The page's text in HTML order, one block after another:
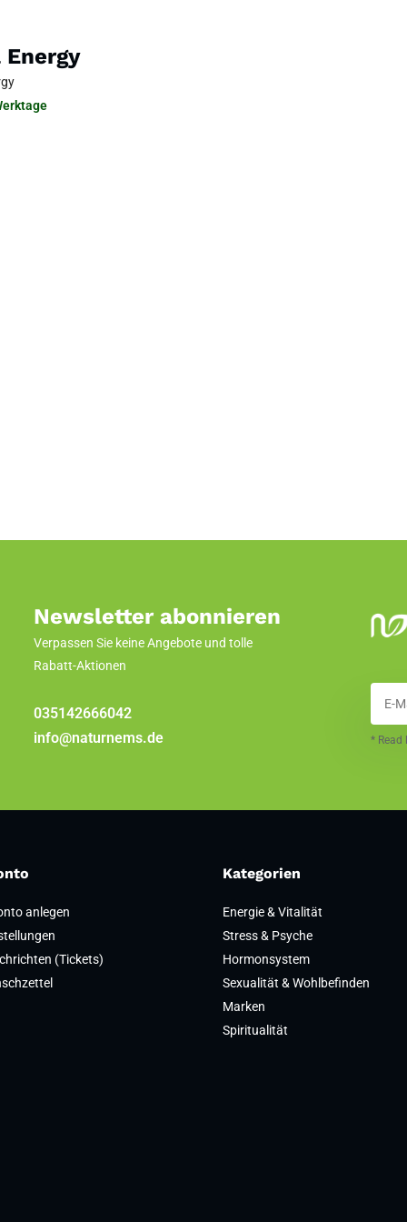
Burma-Spirulina-
Roter Ginseng-Extrakt,
Ursprungs.
häufig als Bestandteil einer
Energy
Newsletter abonnieren
Verpassen Sie keine Angebote und tolle
Rabatt-Aktionen
035142666042
info@naturnems.de
* Read
anlegen
(Tickets)
Kategorien
Energie & Vitalität
Stress & Psyche
Hormonsystem
Sexualität & Wohlbefinden
Marken
Spiritualität